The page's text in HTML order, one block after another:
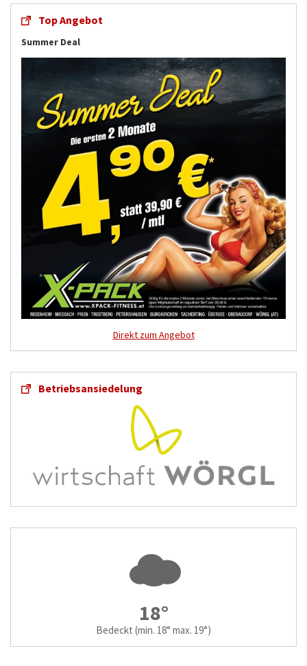
Top Angebot
Summer Deal
Direkt zum Angebot
Betriebsansiedelung
18°
Bedeckt (min. 18° max. 19°)